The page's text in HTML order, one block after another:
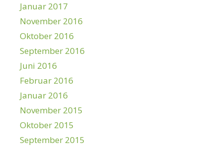
Januar 2017
November 2016
Oktober 2016
September 2016
Juni 2016
Februar 2016
Januar 2016
November 2015
Oktober 2015
September 2015